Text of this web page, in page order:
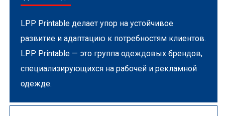
LPP Printable делает упор на устойчивое
развитие и адаптацию к потребностям клиентов.
LPP Printable — это группа одеждовых брендов,
специализирующихся на рабочей и рекламной
одежде.